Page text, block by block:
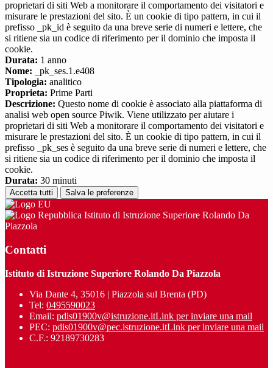
proprietari di siti Web a monitorare il comportamento dei visitatori e
misurare le prestazioni del sito. È un cookie di tipo pattern, in cui il
prefisso _pk_id è seguito da una breve serie di numeri e lettere, che
si ritiene sia un codice di riferimento per il dominio che imposta il
cookie.
Durata: 1 anno
Nome: _pk_ses.1.e408
Tipologia: analitico
Proprieta: Prime Parti
Descrizione: Questo nome di cookie è associato alla piattaforma di
analisi web open source Piwik. Viene utilizzato per aiutare i
proprietari di siti Web a monitorare il comportamento dei visitatori e
misurare le prestazioni del sito. È un cookie di tipo pattern, in cui il
prefisso _pk_ses è seguito da una breve serie di numeri e lettere, che
si ritiene sia un codice di riferimento per il dominio che imposta il
cookie.
Durata: 30 minuti
Accetta tutti Salva le preferenze
Istituto di Istruzione Superiore Rolando Da
Piazzola
Contatti
Istituto di Istruzione Superiore Rolando Da Piazzola
Via Dante 4, 35016 | Piazzola sul Brenta (PD)
Tel: 0495590023
Email: pdis01900v@istruzione.itLink per inviare una mail
PEC: pdis01900v@pec.istruzione.itLink per inviare una mail
C.F.: 92189730283